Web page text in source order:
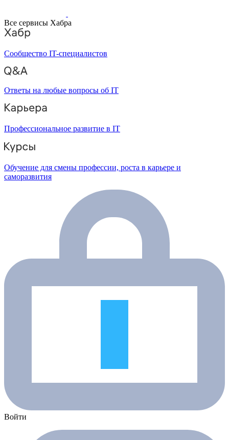
Все сервисы Хабра
Сообщество IT-специалистов
Ответы на любые вопросы об IT
Профессиональное развитие в IT
Обучение для смены профессии, роста в карьере и
саморазвития
Войти